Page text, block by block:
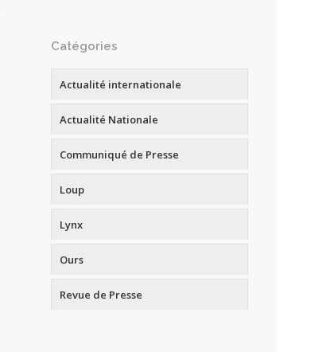
Catégories
Actualité internationale
Actualité Nationale
Communiqué de Presse
Loup
Lynx
Ours
Revue de Presse